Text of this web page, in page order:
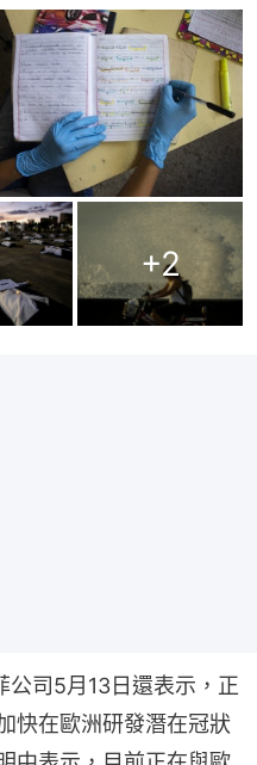
+2
司5月13日還表示，正
快在歐洲研發潛在冠狀